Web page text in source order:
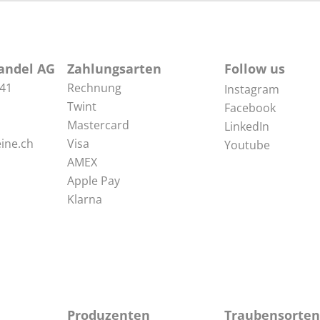
AG Zahlungsarten
Rechnung
Twint
Mastercard
Visa
AMEX
Apple Pay
Klarna
Follow us
Instagram
Facebook
LinkedIn
Youtube
Produzenten Traubensorten